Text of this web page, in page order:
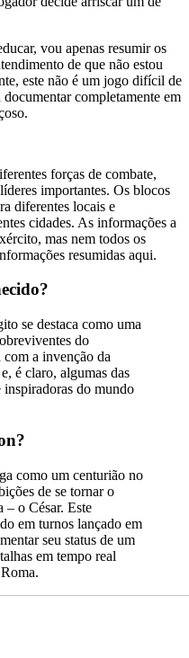
vou apenas resumir os
de que não estou
este não é um jogo difícil de
completamente em
forças de combate,
importantes. Os blocos
diferentes locais e
cidades. As informações a
mas nem todos os
resumidas aqui.
se destaca como uma
do
a invenção da
é claro, algumas das
inspiradoras do mundo
como um centurião no
de se tornar o
o César. Este
em turnos lançado em
seu status de um
em tempo real